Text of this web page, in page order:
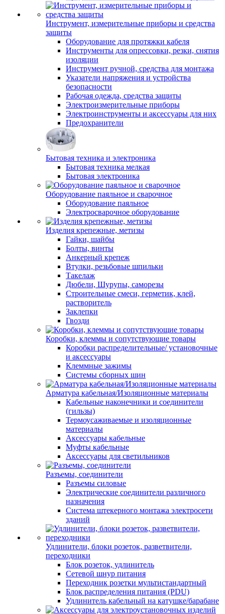
Инструмент, измерительные приборы и средства
защиты
Оборудование для протяжки кабеля
Инструменты для опрессовки, резки, снятия
изоляции
Инструмент ручной, средства для монтажа
Указатели напряжения и устройства
безопасности
Рабочая одежда, средства защиты
Электроизмерительные приборы
Электроинструменты и аксессуары для них
Предохранители
Бытовая техника и электроника
Бытовая техника мелкая
Бытовая электроника
Оборудование паяльное и сварочное
Оборудование паяльное
Электросварочное оборудование
Изделия крепежные, метизы
Гайки, шайбы
Болты, винты
Анкерный крепеж
Втулки, резьбовые шпильки
Такелаж
Дюбели, Шурупы, саморезы
Строительные смеси, герметик, клей,
растворитель
Заклепки
Гвозди
Коробки, клеммы и сопутствующие товары
Коробки распределительные/ установочные
и аксессуары
Клеммные зажимы
Системы сборных шин
Арматура кабельная/Изоляционные материалы
Кабельные наконечники и соединители
(гильзы)
Термоусаживаемые и изоляционные
материалы
Аксессуары кабельные
Муфты кабельные
Аксессуары для светильников
Разъемы, соединители
Разъемы силовые
Электрические соединители различного
назначения
Система штекерного монтажа электросети
зданий
Удлинители, блоки розеток, разветвители,
переходники
Блок розеток, удлинитель
Сетевой шнур питания
Переходник розетки мультистандартный
Блок распределения питания (PDU)
Удлинитель кабельный на катушке/барабане